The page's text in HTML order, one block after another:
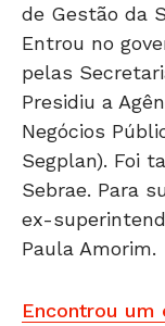
de Gestão da
Entrou no
pelas
Presidiu a
Negócios
Segplan). Foi
Sebrae. Para
ex-
Paula Amorim.
Encontrou